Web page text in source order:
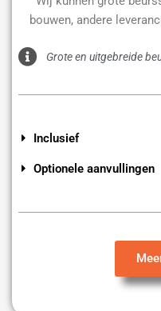
bouwen, andere
Grote en uitgebreide
Inclusief
Optionele aanvullingen